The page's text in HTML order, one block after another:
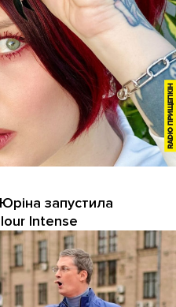
запустила
Intense